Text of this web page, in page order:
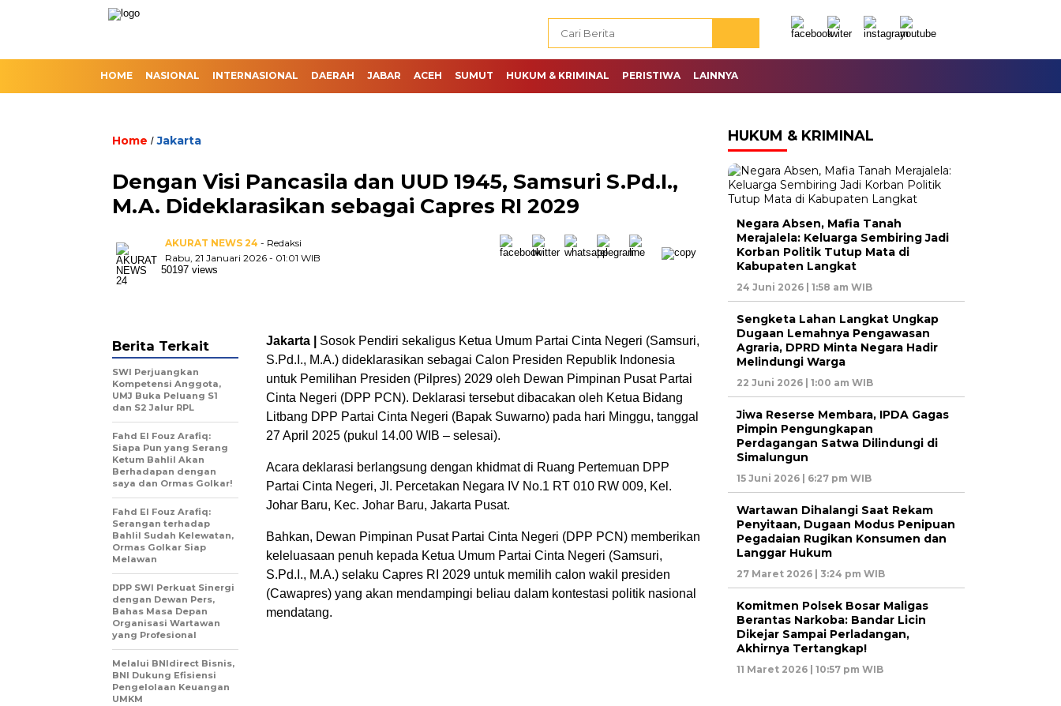
HOME NASIONAL INTERNASIONAL DAERAH JABAR ACEH SUMUT HUKUM & KRIMINAL PERISTIWA LAINNYA
Home /Jakarta
Dengan Visi Pancasila dan UUD 1945, Samsuri S.Pd.I.,
M.A. Dideklarasikan sebagai Capres RI 2029
AKURAT NEWS 24 - Redaksi
Rabu, 21 Januari 2026 - 01:01 WIB
50197 views
Jakarta | Sosok Pendiri sekaligus Ketua Umum Partai Cinta Negeri (Samsuri,
S.Pd.I., M.A.) dideklarasikan sebagai Calon Presiden Republik Indonesia
untuk Pemilihan Presiden (Pilpres) 2029 oleh Dewan Pimpinan Pusat Partai
Cinta Negeri (DPP PCN). Deklarasi tersebut dibacakan oleh Ketua Bidang
Litbang DPP Partai Cinta Negeri (Bapak Suwarno) pada hari Minggu, tanggal
27 April 2025 (pukul 14.00 WIB – selesai).
Acara deklarasi berlangsung dengan khidmat di Ruang Pertemuan DPP
Partai Cinta Negeri, Jl. Percetakan Negara IV No.1 RT 010 RW 009, Kel.
Johar Baru, Kec. Johar Baru, Jakarta Pusat.
Bahkan, Dewan Pimpinan Pusat Partai Cinta Negeri (DPP PCN) memberikan
keleluasaan penuh kepada Ketua Umum Partai Cinta Negeri (Samsuri,
S.Pd.I., M.A.) selaku Capres RI 2029 untuk memilih calon wakil presiden
(Cawapres) yang akan mendampingi beliau dalam kontestasi politik nasional
mendatang.
Berita Terkait
SWI Perjuangkan
Kompetensi Anggota,
UMJ Buka Peluang S1
dan S2 Jalur RPL
Fahd El Fouz Arafiq:
Siapa Pun yang Serang
Ketum Bahlil Akan
Berhadapan dengan
saya dan Ormas Golkar!
Fahd El Fouz Arafiq:
Serangan terhadap
Bahlil Sudah Kelewatan,
Ormas Golkar Siap
Melawan
DPP SWI Perkuat Sinergi
dengan Dewan Pers,
Bahas Masa Depan
Organisasi Wartawan
yang Profesional
Melalui BNIdirect Bisnis,
BNI Dukung Efisiensi
Pengelolaan Keuangan
UMKM
HUKUM & KRIMINAL
Negara Absen, Mafia Tanah
Merajalela: Keluarga Sembiring Jadi
Korban Politik Tutup Mata di
Kabupaten Langkat
24 Juni 2026 | 1:58 am WIB
Sengketa Lahan Langkat Ungkap
Dugaan Lemahnya Pengawasan
Agraria, DPRD Minta Negara Hadir
Melindungi Warga
22 Juni 2026 | 1:00 am WIB
Jiwa Reserse Membara, IPDA Gagas
Pimpin Pengungkapan
Perdagangan Satwa Dilindungi di
Simalungun
15 Juni 2026 | 6:27 pm WIB
Wartawan Dihalangi Saat Rekam
Penyitaan, Dugaan Modus Penipuan
Pegadaian Rugikan Konsumen dan
Langgar Hukum
27 Maret 2026 | 3:24 pm WIB
Komitmen Polsek Bosar Maligas
Berantas Narkoba: Bandar Licin
Dikejar Sampai Perladangan,
Akhirnya Tertangkap!
11 Maret 2026 | 10:57 pm WIB